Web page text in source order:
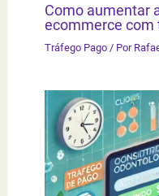
Como aumentar
ecommerce com
Tráfego Pago / Por